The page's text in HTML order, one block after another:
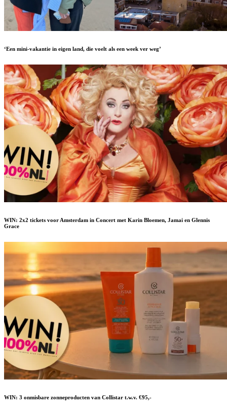
‘Een mini-vakantie in eigen land, die voelt als een week ver weg’
WIN: 2x2 tickets voor Amsterdam in Concert met Karin Bloemen, Jamai en Glennis
Grace
WIN: 3 onmisbare zonneproducten van Collistar t.w.v. €95,-